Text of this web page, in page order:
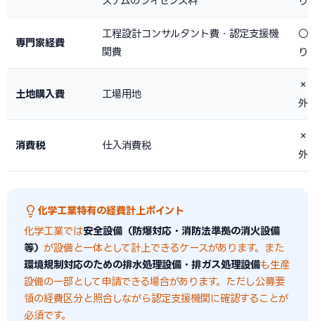
専門家経費
工程設計コンサルタント費・認定支援機
関費
○
り
土地購入費 工場用地
×
外
消費税 仕入消費税
×
外
化学工業特有の経費計上ポイント
化学工業では安全設備（防爆対応・消防法準拠の消火設備
等） が設備と一体として計上できるケースがあります。また
環境規制対応のための排水処理設備・排ガス処理設備も生産
設備の一部として申請できる場合があります。ただし公募要
領の経費区分と照合しながら認定支援機関に確認することが
必須です。